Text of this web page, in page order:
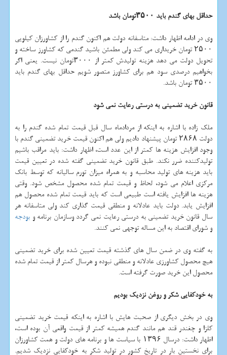
حداقل بهای گندم باید ۳۵۰۰تومان باشد
وی در ادامه اظهار داشت: متاسفانه دولت هم اکنون گندم را از کشاورزان کیلویی
۲۵۰۰ تومان خریداری می کند ولی مطمئن باشید گندمی که کشاورز ساخته و
تحویل دولت می دهد هزینه تولیدش کمتر از ۳۰۰۰تومان نیست. یعنی اگر
بخواهیم درصدی سود هم برای کشاورز متصور شویم حداقل بهای گندم باید
۳۵۰۰ تومان باشد.
قانون خرید تضمینی به درستی رعایت نمی شود
ملک زاده با اشاره به اینکه از مردادماه سال قبل قیمت تمام شده گندم را به
دولت ۲۸۶۸ تومان پیشنهاد دادیم ولی هم اکنون قیمت خرید تضمینی گندم با
وجود افزایش هزینه ها کمتر از این عدد است، اظهار داشت: باید مراقب باشیم
تولیدکننده ضرر نکند. طبق قانون خرید تضمینی گفته شده در تعیین قیمت
باید هزینه های تولید محاسبه و به همراه میزان تورم سالیانه که توسط بانک
مرکزی اعلام می شود، لحاظ و قیمت تمام شده محصول مشخص شود. وقتی
هزینه ها افزایش یافته است طبیعی است که باید قیمت تمام شده محصول هم
افزایش یابد. دولت باید عادلانه و منطقی قیمت گذاری کند ولی متاسفانه هر
سال قانون خرید تضمینی به درستی رعایت نمی گردد وسازمان برنامه و بودجه
و شورای اقتصاد به این مساله توجهی نمی کنند.
به گفته وی در ضمن سال های گذشته قیمت تعیین شده برای خرید تضمینی
هیچ محصول کشاورزی عادلانه و منطقی نبوده و هرسال کمتر از قیمت تمام شده
محصول این خرید صورت گرفته است.
به خودکفایی شکر و روغن نزدیک بودیم
وی در بخش دیگری از صحبت هایش با اشاره به اینکه قیمت خرید تضمینی
کلزا و چغندر قند هم مانند گندم همیشه کمتر از قیمت واقعی آن بوده است،
اظهار داشت: درسال ۱۳۹۶ با سیاست ها و برنامه های دولت و همت کشاورزان
برای نخستین بار در تاریخ کشور در تولید شکر به خودکفایی نزدیک شدیم.